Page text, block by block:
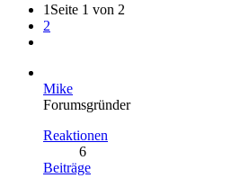
1 Seite 1 von 2
2
Mike
Forumsgründer
Reaktionen
6
Beiträge